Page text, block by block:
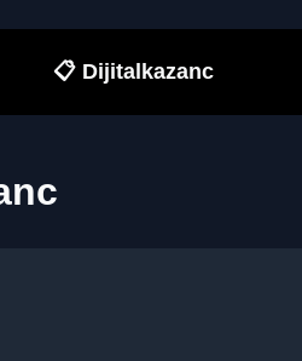
📋 Dijitalkazanc